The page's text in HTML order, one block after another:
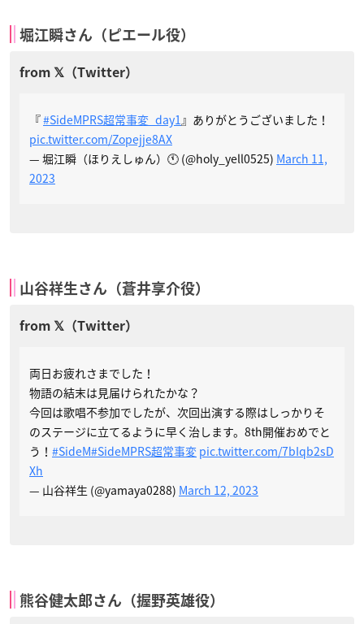
堀江瞬さん（ピエール役）
『#SideMPRS超常事変_day1』ありがとうございました！
pic.twitter.com/Zopejje8AX
— 堀江瞬（ほりえしゅん）🕚 (@holy_yell0525) March 11,
2023
山谷祥生さん（蒼井享介役）
両日お疲れさまでした！
物語の結末は見届けられたかな？
今回は歌唱不参加でしたが、次回出演する際はしっかりそ
のステージに立てるように早く治します。8th開催おめでと
う！ #SideM#SideMPRS超常事変 pic.twitter.com/7bIqb2sD
Xh
— 山谷祥生 (@yamaya0288) March 12, 2023
熊谷健太郎さん（握野英雄役）